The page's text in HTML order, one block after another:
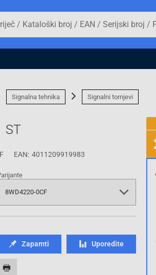
Signalna tehnika Signalni tornjevi
ST
EAN: 4011209919983
Zapamti Uporedite